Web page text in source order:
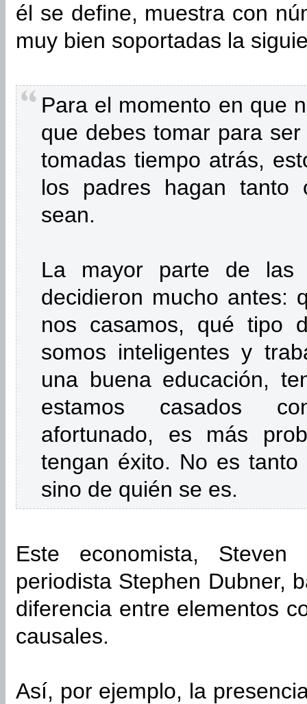
él se define, muestra con
muy bien soportadas la
Para el momento en que
que debes tomar para
tomadas tiempo atrás,
los padres hagan tanto
sean.
La mayor parte de las
decidieron mucho antes:
nos casamos, qué tipo
somos inteligentes y
una buena educación,
estamos casados
afortunado, es más
tengan éxito. No es
sino de quién se es.
Este economista,
periodista Stephen Dubner,
diferencia entre elementos
causales.
Así, por ejemplo, la